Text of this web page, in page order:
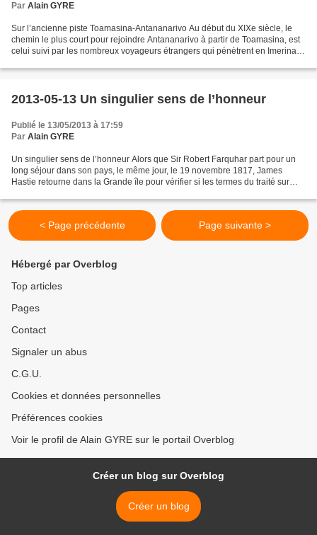
Par Alain GYRE
Sur l’ancienne piste Toamasina-Antananarivo Au début du XIXe siècle, le
chemin le plus court pour rejoindre Antananarivo à partir de Toamasina, est
celui suivi par les nombreux voyageurs étrangers qui pénètrent en Imerina. «
2013-05-13 Un singulier sens de l’honneur
Publié le 13/05/2013 à 17:59
Par Alain GYRE
Un singulier sens de l’honneur Alors que Sir Robert Farquhar part pour un
long séjour dans son pays, le même jour, le 19 novembre 1817, James
Hastie retourne dans la Grande île pour vérifier si les termes du traité sur
< Page précédente Page suivante >
Hébergé par Overblog
Top articles
Pages
Contact
Signaler un abus
C.G.U.
Cookies et données personnelles
Préférences cookies
Voir le profil de Alain GYRE sur le portail Overblog
Créer un blog sur Overblog
Créer un blog